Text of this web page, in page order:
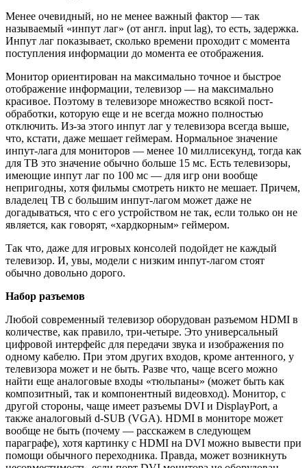
Менее очевидный, но не менее важный фактор — так
называемый «инпут лаг» (от англ. input lag), то есть, задержка.
Инпут лаг показывает, сколько времени проходит с момента
поступления информации до момента ее отображения.
Монитор ориентирован на максимально точное и быстрое
отображение информации, телевизор — на максимально
красивое. Поэтому в телевизоре множество всякой пост-
обработки, которую еще и не всегда можно полностью
отключить. Из-за этого инпут лаг у телевизора всегда выше,
что, кстати, даже мешает геймерам. Нормальное значение
инпут-лага для мониторов — менее 10 миллисекунд, тогда как
для ТВ это значение обычно больше 15 мс. Есть телевизоры,
имеющие инпут лаг по 100 мс — для игр они вообще
непригодны, хотя фильмы смотреть никто не мешает. Причем,
владелец ТВ с большим инпут-лагом может даже не
догадываться, что с его устройством не так, если только он не
является, как говорят, «хардкорным» геймером.
Так что, даже для игровых консолей подойдет не каждый
телевизор. И, увы, модели с низким инпут-лагом стоят
обычно довольно дорого.
Набор разъемов
Любой современный телевизор оборудован разъемом HDMI в
количестве, как правило, три-четыре. Это универсальный
цифровой интерфейс для передачи звука и изображения по
одному кабелю. При этом других входов, кроме антенного, у
телевизора может и не быть. Разве что, чаще всего можно
найти еще аналоговые входы «тюльпаны» (может быть как
композитный, так и компонентный видеовход). Монитор, с
другой стороны, чаще имеет разъемы DVI и DisplayPort, а
также аналоговый d-SUB (VGA). HDMI в мониторе может
вообще не быть (почему — расскажем в следующем
параграфе), хотя картинку с HDMI на DVI можно вывести при
помощи обычного переходника. Правда, может возникнуть